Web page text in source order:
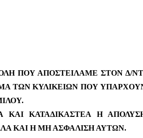
ΠΟΥ ΑΠΟΣΤΕΙΛΑΜΕ ΣΤΟΝ Δ/
ΤΩΝ ΚΥΛΙΚΕΙΩΝ ΠΟΥ
ΚΑΙ ΚΑΤΑΔΙΚΑΣΤΕΑ Η
ΚΑΙ Η ΜΗ ΑΣΦΑΛΙΣΗ ΑΥΤΩΝ.